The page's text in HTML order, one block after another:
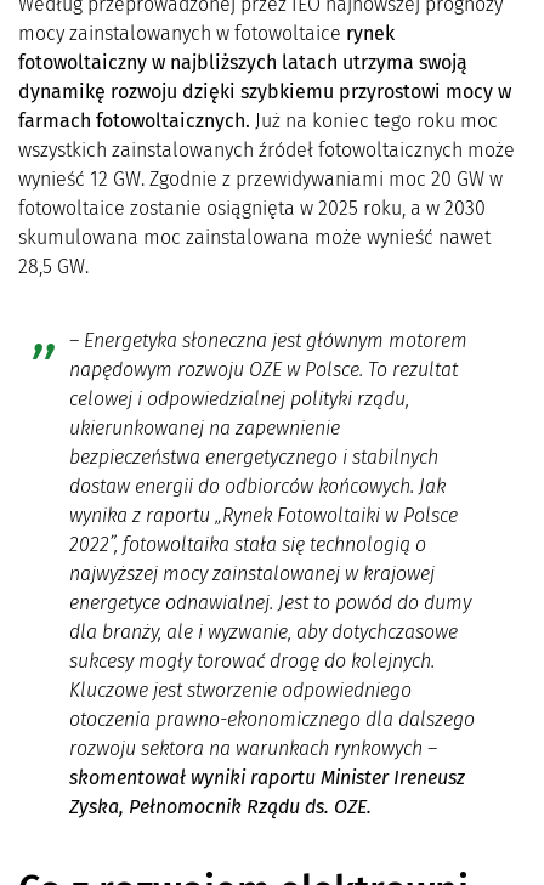
mocy zainstalowanych w fotowoltaice rynek
fotowoltaiczny w najbliższych latach utrzyma swoją
dynamikę rozwoju dzięki szybkiemu przyrostowi mocy w
farmach fotowoltaicznych. Już na koniec tego roku moc
wszystkich zainstalowanych źródeł fotowoltaicznych może
wynieść 12 GW. Zgodnie z przewidywaniami moc 20 GW w
fotowoltaice zostanie osiągnięta w 2025 roku, a w 2030
skumulowana moc zainstalowana może wynieść nawet
28,5 GW.
– Energetyka słoneczna jest głównym motorem
napędowym rozwoju OZE w Polsce. To rezultat
celowej i odpowiedzialnej polityki rządu,
ukierunkowanej na zapewnienie
bezpieczeństwa energetycznego i stabilnych
dostaw energii do odbiorców końcowych. Jak
wynika z raportu „Rynek Fotowoltaiki w Polsce
2022”, fotowoltaika stała się technologią o
najwyższej mocy zainstalowanej w krajowej
energetyce odnawialnej. Jest to powód do dumy
dla branży, ale i wyzwanie, aby dotychczasowe
sukcesy mogły torować drogę do kolejnych.
Kluczowe jest stworzenie odpowiedniego
otoczenia prawno-ekonomicznego dla dalszego
rozwoju sektora na warunkach rynkowych –
skomentował wyniki raportu Minister Ireneusz
Zyska, Pełnomocnik Rządu ds. OZE.